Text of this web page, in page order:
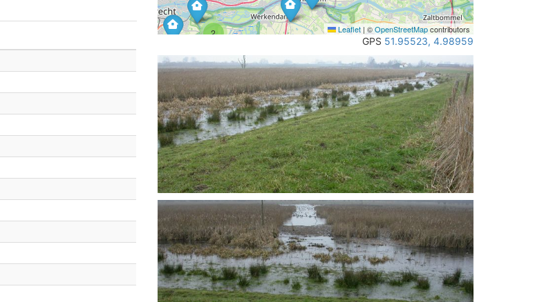
4
2
Leaflet | ©OpenStreetMapcontributors
GPS 51.95523, 4.98959